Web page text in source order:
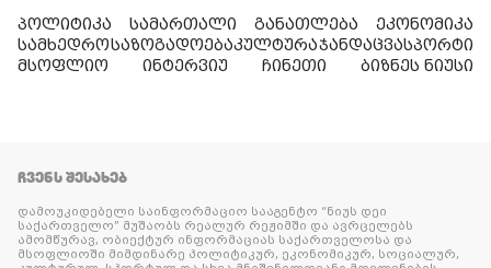
პოლიტიკა სამართალი განათლება
ეკონომიკა
სამხედროსაზოგადოებაკულტურაჯანდაცვასპორტი
მსოფლიო
ინტერვიუ ჩინეთი ბიზნეს ნიუსი
ᲩᲕᲔᲜᲡ ᲨᲔᲡᲐᲮᲔᲑ
დამოუკიდებელი საინფორმაციო სააგენტო “ნიუს დეი
საქართველო” მუშაობს რეალურ რეჟიმში და ავრცელებს
ამომწურავ, ობიექტურ ინფორმაციას საქართველოსა და
მსოფლიოში მიმდინარე პოლიტიკურ, ეკონომიკურ, სოციალურ,